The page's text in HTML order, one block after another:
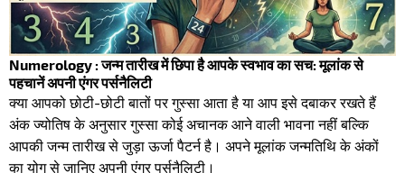
Numerology : जन्म तारीख में छिपा है आपके स्वभाव का सच: मूलांक से
पहचानें अपनी एंगर पर्सनैलिटी
क्या आपको छोटी-छोटी बातों पर गुस्सा आता है या आप इसे दबाकर रखते हैं
अंक ज्योतिष के अनुसार गुस्सा कोई अचानक आने वाली भावना नहीं बल्कि
आपकी जन्म तारीख से जुड़ा ऊर्जा पैटर्न है। अपने मूलांक जन्मतिथि के अंकों
का योग से जानिए अपनी एंगर पर्सनैलिटी। ​